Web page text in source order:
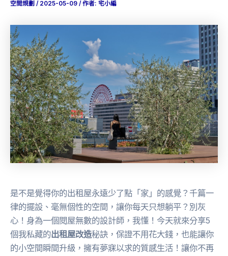
空間規劃 / 2025-05-09 / 作者: 宅小編
是不是覺得你的出租屋永遠少了點「家」的感覺？千篇一
律的擺設、毫無個性的空間，讓你每天只想躺平？別灰
心！身為一個閱屋無數的設計師，我懂！今天就來分享5
個我私藏的出租屋改造秘訣，保證不用花大錢，也能讓你
的小空間瞬間升級，擁有夢寐以求的質感生活！讓你不再